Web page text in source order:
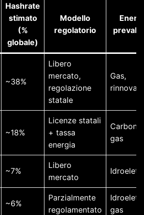
Hashrate
stimato
(%
globale)
Modello
regolatorio
~38%
Libero
mercato,
regolazione
statale
Gas,
~18%
Licenze statali
+ tassa
energia
Carbone,
gas
~7%
Libero
mercato
~6%
Parzialmente
regolamentato
gas